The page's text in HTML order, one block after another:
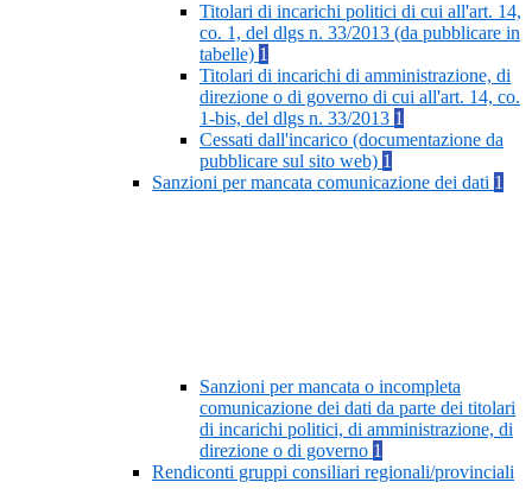
Titolari di incarichi politici di cui all'art. 14,
co. 1, del dlgs n. 33/2013 (da pubblicare in
tabelle) 1
Titolari di incarichi di amministrazione, di
direzione o di governo di cui all'art. 14, co.
1-bis, del dlgs n. 33/2013 1
Cessati dall'incarico (documentazione da
pubblicare sul sito web) 1
Sanzioni per mancata comunicazione dei dati 1
Sanzioni per mancata o incompleta
comunicazione dei dati da parte dei titolari
di incarichi politici, di amministrazione, di
direzione o di governo 1
Rendiconti gruppi consiliari regionali/provinciali